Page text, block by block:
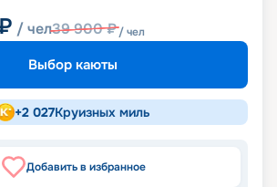
/ чел39 900₽/ чел
Выбор каюты
+2 027Круизных миль
Добавить в избранное